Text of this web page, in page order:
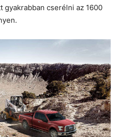
cserélni az 1600